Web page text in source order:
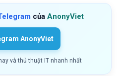
của AnonyViet
AnonyViet
và thủ thuật IT nhanh nhất